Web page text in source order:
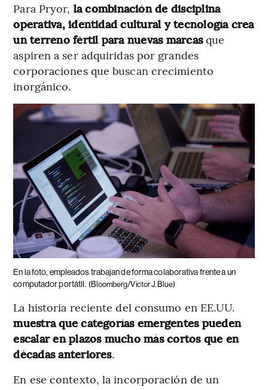
Para Pryor, la combinación de disciplina
operativa, identidad cultural y tecnología crea
un terreno fértil para nuevas marcasque
aspiren a ser adquiridas por grandes
corporaciones que buscan crecimiento
inorgánico.
En la foto, empleados trabajan de forma colaborativa frente a un
computador portátil. (Bloomberg/Victor J. Blue)
La historia reciente del consumo en EE.UU.
muestra que categorías emergentes pueden
escalar en plazos mucho más cortos que en
décadas anteriores.
En ese contexto, la incorporación de un